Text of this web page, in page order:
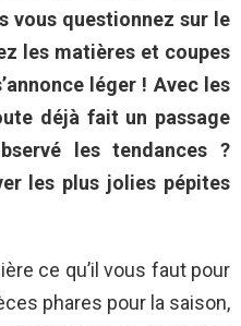
vous questionnez sur le
les matières et coupes
léger ! Avec les
déjà fait un passage
les tendances ?
les plus jolies pépites
ce qu’il vous faut pour
phares pour la saison,